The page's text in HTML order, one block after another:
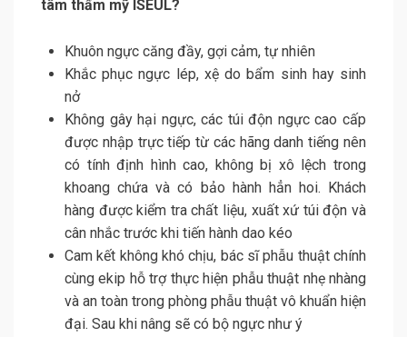
tâm thẩm mỹ ISEUL?
Khuôn ngực căng đầy, gợi cảm, tự nhiên
Khắc phục ngực lép, xệ do bẩm sinh hay sinh
nở
Không gây hại ngực, các túi độn ngực cao cấp
được nhập trực tiếp từ các hãng danh tiếng nên
có tính định hình cao, không bị xô lệch trong
khoang chứa và có bảo hành hẳn hoi. Khách
hàng được kiểm tra chất liệu, xuất xứ túi độn và
cân nhắc trước khi tiến hành dao kéo
Cam kết không khó chịu, bác sĩ phẫu thuật chính
cùng ekip hỗ trợ thực hiện phẫu thuật nhẹ nhàng
và an toàn trong phòng phẫu thuật vô khuẩn hiện
đại. Sau khi nâng sẽ có bộ ngực như ý